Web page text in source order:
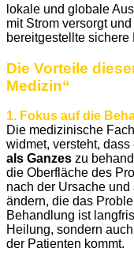
lokale und globale
mit Strom versorgt
bereitgestellte
Die Vorteile
Medizin“
1. Fokus auf die
Die medizinische
widmet, versteht,
als Ganzes zu
die Oberfläche des
nach der Ursache
ändern, die das
Behandlung ist
Heilung, sondern
der Patienten kommt.